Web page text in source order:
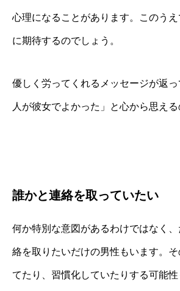
心理になることがあります。このう
に期待するのでしょう。
優しく労ってくれるメッセージが返
人が彼女でよかった」と心から思える
誰かと連絡を取っていたい
何か特別な意図があるわけではなく
絡を取りたいだけの男性もいます。
てたり、習慣化していたりする可能性